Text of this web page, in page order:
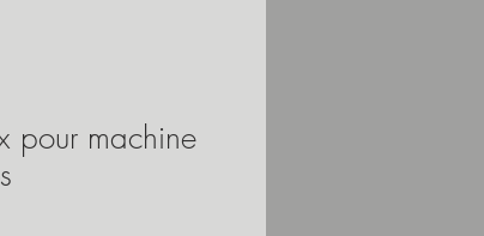
pour machine